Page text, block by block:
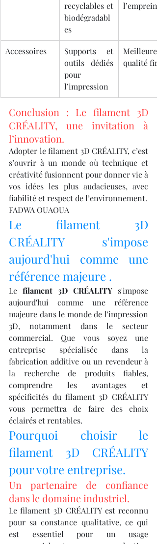
recyclables et
biodégradabl
es
Accessoires
Supports et
outils dédiés
pour
l’impression
Meilleure
qualité
Conclusion : Le filament 3D
CRÉALITY, une invitation à
l’innovation.
Adopter le filament 3D CRÉALITY, c’est
s’ouvrir à un monde où technique et
créativité fusionnent pour donner vie à
vos idées les plus audacieuses, avec
fiabilité et respect de l’environnement.
FADWA OUAOUA
Le filament 3D
CRÉALITY s'impose
aujourd'hui comme une
référence majeure .
Le filament 3D CRÉALITY s'impose
aujourd'hui comme une référence
majeure dans le monde de l'impression
3D, notamment dans le secteur
commercial. Que vous soyez une
entreprise spécialisée dans la
fabrication additive ou un revendeur à
la recherche de produits fiables,
comprendre les avantages et
spécificités du filament 3D CRÉALITY
vous permettra de faire des choix
éclairés et rentables.
Pourquoi choisir le
filament 3D CRÉALITY
pour votre entreprise.
Un partenaire de confiance
dans le domaine industriel.
Le filament 3D CRÉALITY est reconnu
pour sa constance qualitative, ce qui
est essentiel pour un usage